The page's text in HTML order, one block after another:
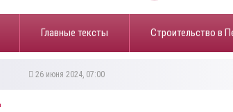
Главные тексты Строительство в
26 июня 2024, 07:00